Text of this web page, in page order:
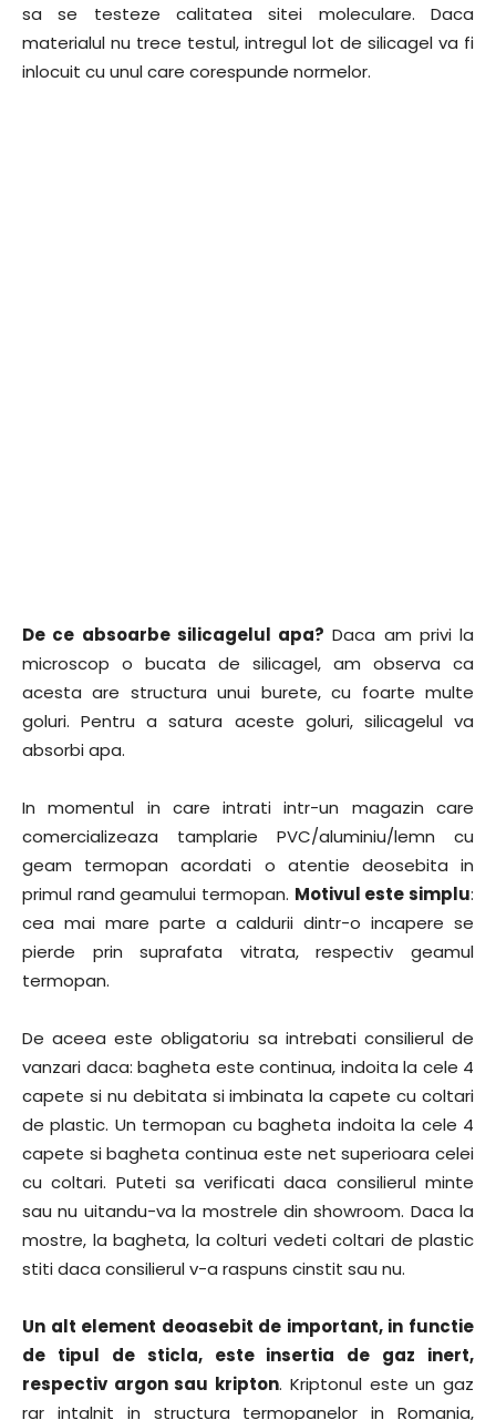
sa se testeze calitatea sitei moleculare. Daca
materialul nu trece testul, intregul lot de silicagel va fi
inlocuit cu unul care corespunde normelor.
De ce absoarbe silicagelul apa? Daca am privi la
microscop o bucata de silicagel, am observa ca
acesta are structura unui burete, cu foarte multe
goluri. Pentru a satura aceste goluri, silicagelul va
absorbi apa.
In momentul in care intrati intr-un magazin care
comercializeaza tamplarie PVC/aluminiu/lemn cu
geam termopan acordati o atentie deosebita in
primul rand geamului termopan. Motivul este simplu:
cea mai mare parte a caldurii dintr-o incapere se
pierde prin suprafata vitrata, respectiv geamul
termopan.
De aceea este obligatoriu sa intrebati consilierul de
vanzari daca: bagheta este continua, indoita la cele 4
capete si nu debitata si imbinata la capete cu coltari
de plastic. Un termopan cu bagheta indoita la cele 4
capete si bagheta continua este net superioara celei
cu coltari. Puteti sa verificati daca consilierul minte
sau nu uitandu-va la mostrele din showroom. Daca la
mostre, la bagheta, la colturi vedeti coltari de plastic
stiti daca consilierul v-a raspuns cinstit sau nu.
Un alt element deoasebit de important, in functie
de tipul de sticla, este insertia de gaz inert,
respectiv argon sau kripton. Kriptonul este un gaz
rar intalnit in structura termopanelor in Romania,